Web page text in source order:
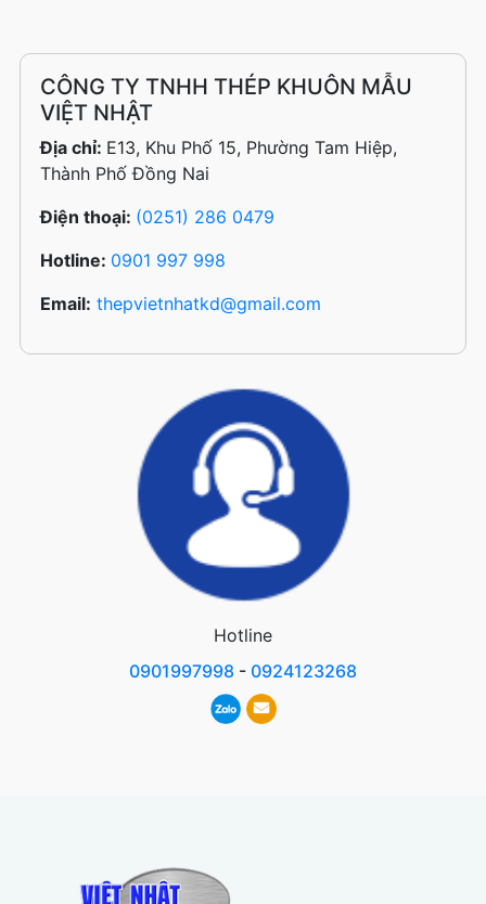
CÔNG TY TNHH THÉP KHUÔN MẪU
VIỆT NHẬT
Địa chỉ: E13, Khu Phố 15, Phường Tam Hiệp,
Thành Phố Đồng Nai
Điện thoại: (0251) 286 0479
Hotline: 0901 997 998
Email: thepvietnhatkd@gmail.com
Hotline
0901997998 - 0924123268